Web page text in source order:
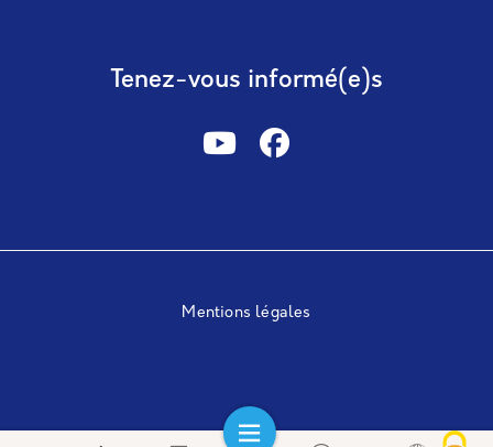
Tenez-vous informé(e)s
Mentions légales